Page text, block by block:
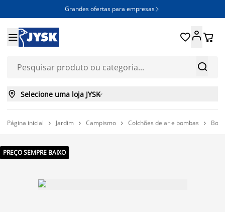
Grandes ofertas para empresas 


 
 Selecione uma loja JYSK
Página inicial  Jardim  Campismo  Colchões de ar e bombas 
PREÇO SEMPRE BAIXO